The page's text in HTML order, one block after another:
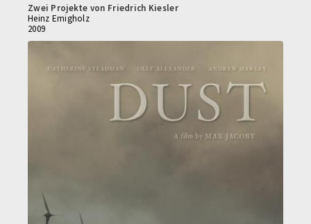
Zwei Projekte von Friedrich Kiesler
Heinz Emigholz
2009